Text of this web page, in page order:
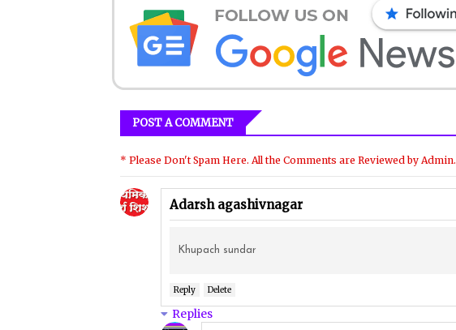
POST A COMMENT
* Please Don't Spam Here. All the Comments are Reviewed by Admin.
Adarsh agashivnagar
Khupach sundar
Reply Delete
Replies